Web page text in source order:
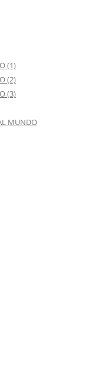
(1)
(2)
(3)
MUNDO